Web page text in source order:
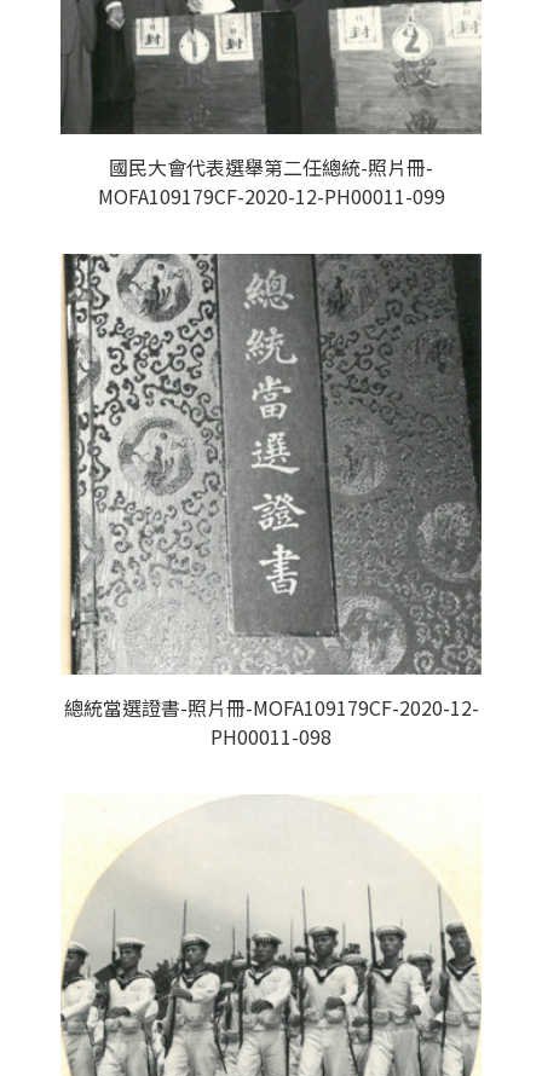
國民大會代表選舉第二任總統-照片冊-
MOFA109179CF-2020-12-PH00011-099
總統當選證書-照片冊-MOFA109179CF-2020-12-
PH00011-098